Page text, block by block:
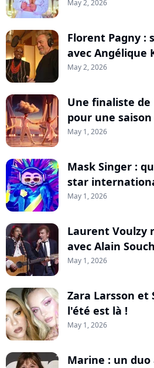
May 2, 2026
Florent Pagny :
avec Angélique
May 2, 2026
Une finaliste de
pour une
May 1, 2026
Mask Singer :
star
May 1, 2026
Laurent Voulzy
avec Alain
May 1, 2026
Zara Larsson et
l'été est là !
May 1, 2026
Marine : un duo